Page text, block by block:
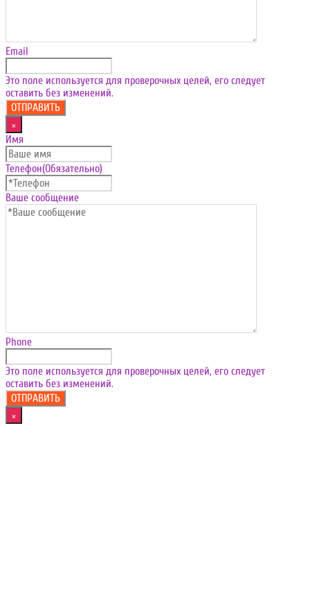
Email
Это поле используется для проверочных целей, его следует
оставить без изменений.
×
Имя
Телефон(Обязательно)
Ваше сообщение
Phone
Это поле используется для проверочных целей, его следует
оставить без изменений.
×